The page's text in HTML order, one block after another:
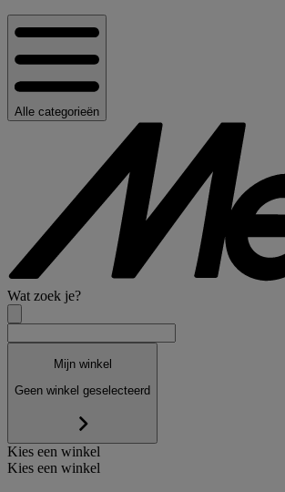
Alle categorieën
Wat zoek je?
Mijn winkel
Geen winkel geselecteerd
Kies een winkel
Kies een winkel